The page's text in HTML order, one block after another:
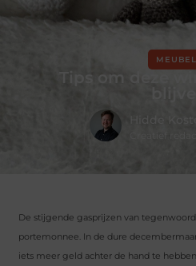
Tips om deze
Creatief
De stijgende gasprijzen van
portemonnee. In de dure
iets meer geld achter de hand te